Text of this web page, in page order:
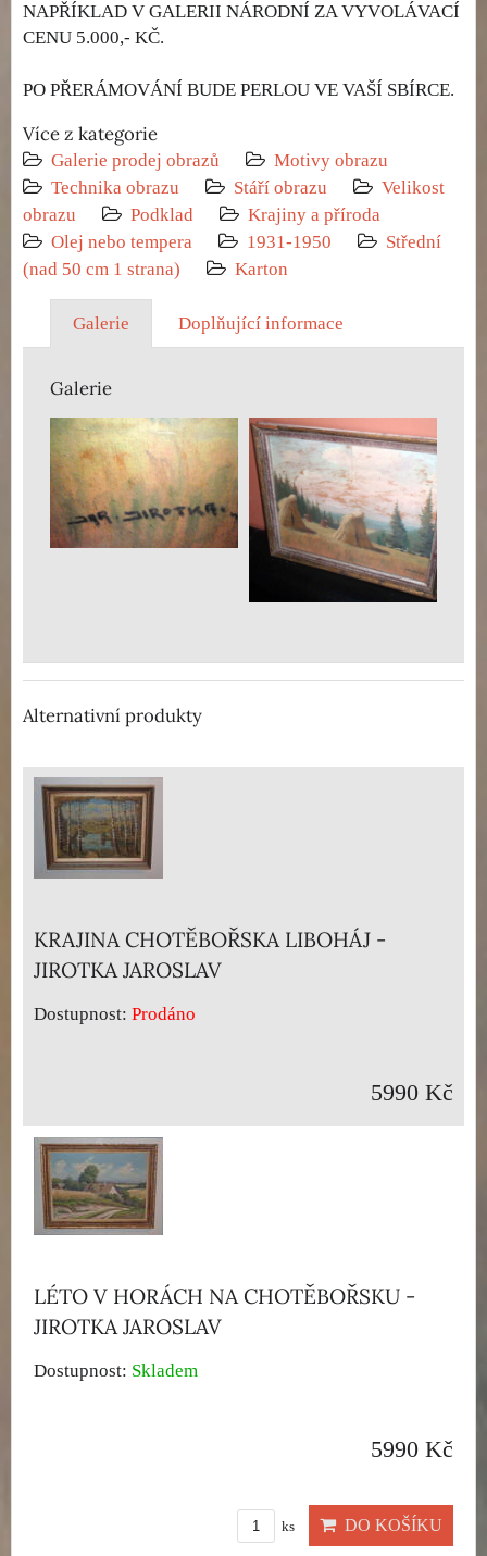
NAPŘÍKLAD V GALERII NÁRODNÍ ZA VYVOLÁVACÍ
CENU 5.000,- KČ.
PO PŘERÁMOVÁNÍ BUDE PERLOU VE VAŠÍ SBÍRCE.
Více z kategorie
Galerie prodej obrazů
Motivy obrazu
Technika obrazu
Stáří obrazu
Velikost
obrazu
Podklad
Krajiny a příroda
Olej nebo tempera
1931-1950
Střední
(nad 50 cm 1 strana)
Karton
Galerie Doplňující informace
Galerie
Alternativní produkty
KRAJINA CHOTĚBOŘSKA LIBOHÁJ -
JIROTKA JAROSLAV
Dostupnost: Prodáno
5990 Kč
LÉTO V HORÁCH NA CHOTĚBOŘSKU -
JIROTKA JAROSLAV
Dostupnost: Skladem
5990 Kč
ks DO KOŠÍKU